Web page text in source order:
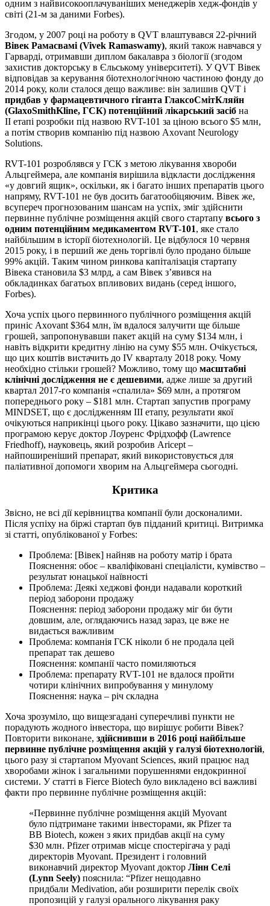
одним з найвисокооплачуваніших менеджерів хедж-фондів у
світі (21-м за даними Forbes).
Згодом, у 2007 році на роботу в QVT влаштувався 22-річний
Вівек Рамасвамі (Vivek Ramaswamy), який також навчався у
Гарварді, отримавши диплом бакалавра з біології (згодом
захистив докторську в Єльському університеті). У QVT Вівек
відповідав за керування біотехнологічною частиною фонду до
2014 року, коли сталося дещо важливе: він залишив QVT і
придбав у фармацевтичного гіганта ГлаксоСмітКляйн
(GlaxoSmithKline, ГСК) потенційний лікарський засіб на
II етапі розробки під назвою RVT-101 за ціною всього $5 млн,
а потім створив компанію під назвою Axovant Neurology
Solutions.
RVT-101 розроблявся у ГСК з метою лікування хвороби
Альцгеймера, але компанія вирішила відкласти дослідження
«у довгий ящик», оскільки, як і багато інших препаратів цього
напряму, RVT-101 не був досить багатообіцяючим. Вівек же,
всупереч прогнозованим шансам на успіх, зміг здійснити
первинне публічне розміщення акцій свого стартапу всього з
одним потенційним медикаментом RVT-101, яке стало
найбільшим в історії біотехнологій. Це відбулося 10 червня
2015 року, і в перший же день торгівлі було продано більше
99% акцій. Таким чином ринкова капіталізація стартапу
Вівека становила $3 млрд, а сам Вівек з’явився на
обкладинках багатьох впливових видань (серед іншого,
Forbes).
Хоча успіх цього первинного публічного розміщення акцій
приніс Axovant $364 млн, їм вдалося залучити ще більше
грошей, запропонувавши пакет акцій на суму $134 млн, і
навіть відкрити кредитну лінію на суму $55 млн. Очікується,
що цих коштів вистачить до IV кварталу 2018 року. Чому
необхідно стільки грошей? Можливо, тому що масштабні
клінічні дослідження не є дешевими, адже лише за другий
квартал 2017-го компанія «спалила» $69 млн, а протягом
попереднього року – $181 млн. Стартап запустив програму
MINDSET, що є дослідженням ІІІ етапу, результати якої
очікуються наприкінці цього року. Цікаво зазначити, що цією
програмою керує доктор Лоуренс Фрідхофф (Lawrence
Friedhoff), науковець, який розробив Aricept –
найпоширеніший препарат, який використовується для
паліативної допомоги хворим на Альцгеймера сьогодні.
Критика
Звісно, не всі дії керівництва компанії були досконалими.
Після успіху на біржі стартап був підданий критиці. Витримка
зі статті, опублікованої у Forbes:
Проблема: [Вівек] найняв на роботу матір і брата
Пояснення: обоє – кваліфіковані спеціалісти, кумівство –
результат юнацької наївності
Проблема: Деякі хеджові фонди надавали короткий
період заборони продажу
Пояснення: період заборони продажу міг би бути
довшим, але, оглядаючись назад зараз, це вже не
видається важливим
Проблема: компанія ГСК ніколи б не продала цей
препарат так дешево
Пояснення: компанії часто помиляються
Проблема: препарату RVT-101 не вдалося пройти
чотири клінічних випробування у минулому
Пояснення: наука – річ складна
Хоча зрозуміло, що вищезгадані суперечливі пункти не
порадують жодного інвестора, що вирішує робити Вівек?
Повторити виконане, здійснивши в 2016 році найбільше
первинне публічне розміщення акцій у галузі біотехнологій,
цього разу зі стартапом Myovant Sciences, який працює над
хворобами жінок і загальними порушеннями ендокринної
системи. У статті в Fierce Biotech було викладено всі важливі
факти про первинне публічне розміщення акцій:
«Первинне публічне розміщення акцій Myovant
було підтримане такими інвесторами, як Pfizer та
BB Biotech, кожен з яких придбав акції на суму
$30 млн. Pfizer отримав місце спостерігача у раді
директорів Myovant. Президент і головний
виконавчий директор Myovant доктор Лінн Селі
(Lynn Seely) пояснила: “Pfizer нещодавно
придбали Medivation, аби розширити перелік своїх
пропозицій у галузі орального лікування раку